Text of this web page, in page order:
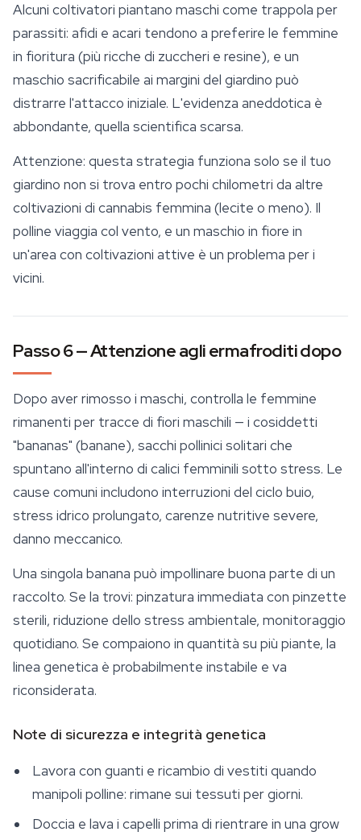
Alcuni coltivatori piantano maschi come trappola per
parassiti: afidi e acari tendono a preferire le femmine
in fioritura (più ricche di zuccheri e resine), e un
maschio sacrificabile ai margini del giardino può
distrarre l'attacco iniziale. L'evidenza aneddotica è
abbondante, quella scientifica scarsa.
Attenzione: questa strategia funziona solo se il tuo
giardino non si trova entro pochi chilometri da altre
coltivazioni di cannabis femmina (lecite o meno). Il
polline viaggia col vento, e un maschio in fiore in
un'area con coltivazioni attive è un problema per i
vicini.
Passo 6 — Attenzione agli ermafroditi dopo
Dopo aver rimosso i maschi, controlla le femmine
rimanenti per tracce di fiori maschili — i cosiddetti
"bananas" (banane), sacchi pollinici solitari che
spuntano all'interno di calici femminili sotto stress. Le
cause comuni includono interruzioni del ciclo buio,
stress idrico prolungato, carenze nutritive severe,
danno meccanico.
Una singola banana può impollinare buona parte di un
raccolto. Se la trovi: pinzatura immediata con pinzette
sterili, riduzione dello stress ambientale, monitoraggio
quotidiano. Se compaiono in quantità su più piante, la
linea genetica è probabilmente instabile e va
riconsiderata.
Note di sicurezza e integrità genetica
Lavora con guanti e ricambio di vestiti quando
manipoli polline: rimane sui tessuti per giorni.
Doccia e lava i capelli prima di rientrare in una grow